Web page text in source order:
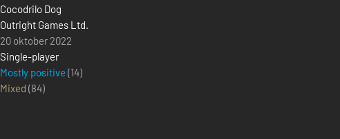
Cocodrilo Dog
Outright Games Ltd.
20 oktober 2022
Single-player
Mostly positive (14)
Mixed (84)